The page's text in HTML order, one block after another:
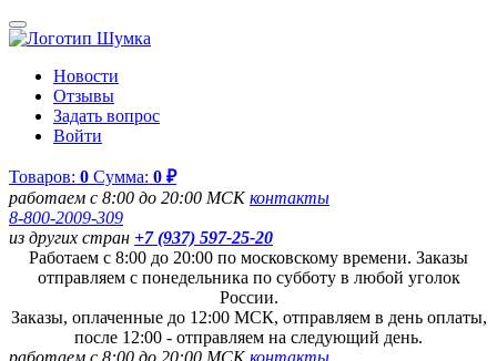
Новости
Отзывы
Задать вопрос
Войти
Товаров: 0 Сумма: 0 ₽
работаем с 8:00 до 20:00 МСКконтакты
8-800-2009-309
из других стран +7 (937) 597-25-20
Работаем с 8:00 до 20:00 по московскому времени. Заказы
отправляем с понедельника по субботу в любой уголок
России.
Заказы, оплаченные до 12:00 МСК, отправляем в день оплаты,
после 12:00 - отправляем на следующий день.
работаем с 8:00 до 20:00 МСКконтакты